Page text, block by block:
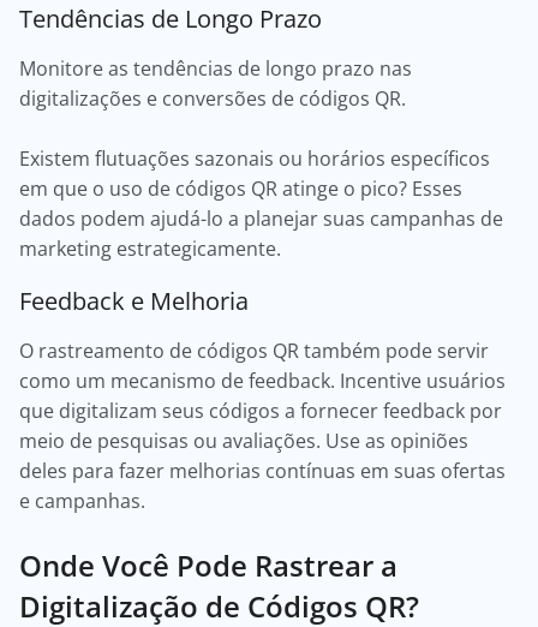
Tendências de Longo Prazo
Monitore as tendências de longo prazo nas
digitalizações e conversões de códigos QR.
Existem flutuações sazonais ou horários específicos
em que o uso de códigos QR atinge o pico? Esses
dados podem ajudá-lo a planejar suas campanhas de
marketing estrategicamente.
Feedback e Melhoria
O rastreamento de códigos QR também pode servir
como um mecanismo de feedback. Incentive usuários
que digitalizam seus códigos a fornecer feedback por
meio de pesquisas ou avaliações. Use as opiniões
deles para fazer melhorias contínuas em suas ofertas
e campanhas.
Onde Você Pode Rastrear a
Digitalização de Códigos QR?